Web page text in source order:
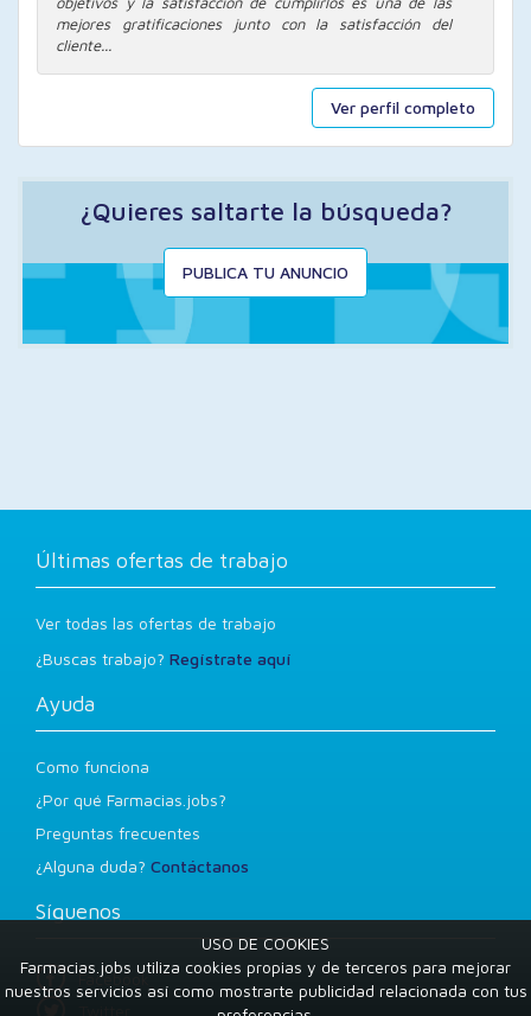
Ver perfil completo
mejores gratificaciones junto con la satisfacción del
cliente...
¿Quieres saltarte la búsqueda?
PUBLICA TU ANUNCIO
Últimas ofertas de trabajo
Ver todas las ofertas de trabajo
¿Buscas trabajo? Regístrate aquí
Ayuda
Como funciona
¿Por qué Farmacias.jobs?
Preguntas frecuentes
¿Alguna duda? Contáctanos
Síguenos
Facebook
USO DE COOKIES
Farmacias.jobs utiliza cookies propias y de terceros para mejorar
nuestros servicios así como mostrarte publicidad relacionada con tus